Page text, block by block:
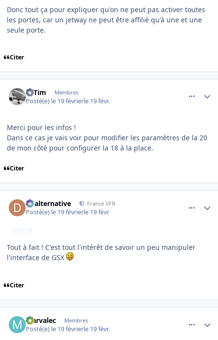
Donc tout ça pour expliquer qu'on ne peut pas activer toutes
les portes, car un jetway ne peut être affilié qu'à une et une
seule porte.
Citer
30Tim Membres
Posté(e) le 19 févrierle 19 févr.
Merci pour les infos !
Dans ce cas je vais voir pour modifier les paramètres de la 20
de mon côté pour configurer la 18 à la place.
Citer
dbalternative France VFR
Posté(e) le 19 févrierle 19 févr.
AUTEUR
Tout à fait ! C'est tout l'intérêt de savoir un peu manipuler
l'interface de GSX
Citer
Marvalec Membres
Posté(e) le 19 févrierle 19 févr.